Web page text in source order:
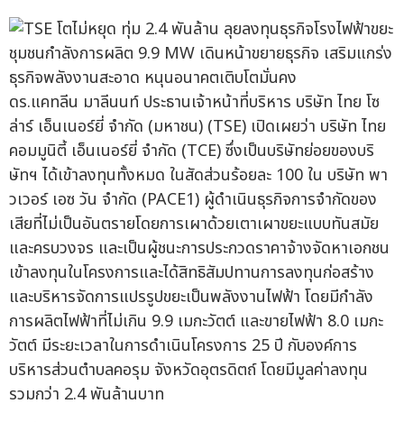
ดร.แคทลีน มาลีนนท์ ประธานเจ้าหน้าที่บริหาร บริษัท ไทย โซ
ล่าร์ เอ็นเนอร์ยี่ จำกัด (มหาชน) (TSE) เปิดเผยว่า บริษัท ไทย
คอมมูนิตี้ เอ็นเนอร์ยี่ จำกัด (TCE) ซึ่งเป็นบริษัทย่อยของบริ
ษัทฯ ได้เข้าลงทุนทั้งหมด ในสัดส่วนร้อยละ 100 ใน บริษัท พา
วเวอร์ เอซ วัน จำกัด (PACE1) ผู้ดำเนินธุรกิจการจำกัดของ
เสียที่ไม่เป็นอันตรายโดยการเผาด้วยเตาเผาขยะแบบทันสมัย
และครบวงจร และเป็นผู้ชนะการประกวดราคาจ้างจัดหาเอกชน
เข้าลงทุนในโครงการและได้สิทธิสัมปทานการลงทุนก่อสร้าง
และบริหารจัดการแปรรูปขยะเป็นพลังงานไฟฟ้า โดยมีกำลัง
การผลิตไฟฟ้าที่ไม่เกิน 9.9 เมกะวัตต์ และขายไฟฟ้า 8.0 เมกะ
วัตต์ มีระยะเวลาในการดำเนินโครงการ 25 ปี กับองค์การ
บริหารส่วนตำบลคอรุม จังหวัดอุตรดิตถ์ โดยมีมูลค่าลงทุน
รวมกว่า 2.4 พันล้านบาท